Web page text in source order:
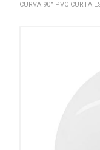
CURVA 90° PVC CURTA